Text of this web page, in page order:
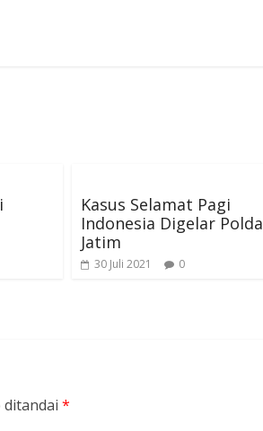
Kasus Selamat Pagi
Indonesia Digelar Polda
Jatim
30 Juli 2021 0
ditandai *